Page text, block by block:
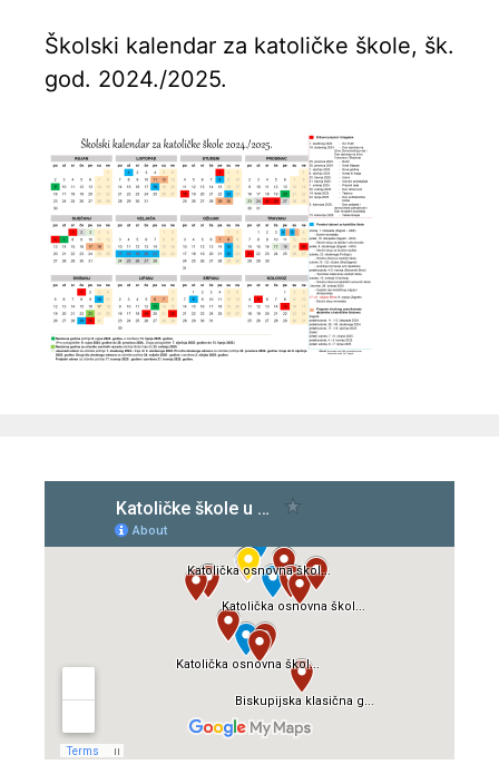
Školski kalendar za katoličke škole, šk.
god. 2024./2025.